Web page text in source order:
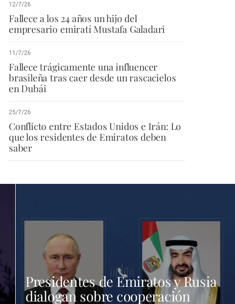
12/7/26
Fallece a los 24 años un hijo del
empresario emiratí Mustafa Galadari
11/7/26
Fallece trágicamente una influencer
brasileña tras caer desde un rascacielos
en Dubái
25/7/26
Conflicto entre Estados Unidos e Irán: Lo
que los residentes de Emiratos deben
saber
Presidentes de Emiratos y Rusia
dialogan sobre cooperación